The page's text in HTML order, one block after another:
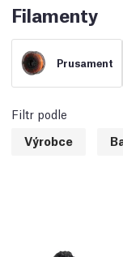
Filamenty
Prusament
Filtr podle
Výrobce